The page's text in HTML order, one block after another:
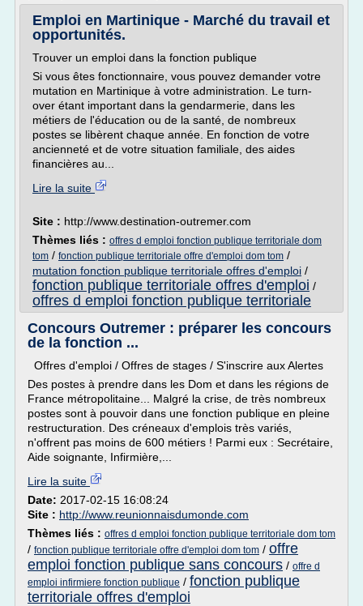
Emploi en Martinique - Marché du travail et
opportunités.
Trouver un emploi dans la fonction publique
Si vous êtes fonctionnaire, vous pouvez demander votre
mutation en Martinique à votre administration. Le turn-
over étant important dans la gendarmerie, dans les
métiers de l'éducation ou de la santé, de nombreux
postes se libèrent chaque année. En fonction de votre
ancienneté et de votre situation familiale, des aides
financières au...
Lire la suite
Site : http://www.destination-outremer.com
Thèmes liés : offres d emploi fonction publique territoriale dom
tom / fonction publique territoriale offre d'emploi dom tom /
mutation fonction publique territoriale offres d'emploi /
fonction publique territoriale offres d'emploi /
offres d emploi fonction publique territoriale
Concours Outremer : préparer les concours
de la fonction ...
Offres d'emploi / Offres de stages / S'inscrire aux Alertes
Des postes à prendre dans les Dom et dans les régions de
France métropolitaine... Malgré la crise, de très nombreux
postes sont à pouvoir dans une fonction publique en pleine
restructuration. Des créneaux d'emplois très variés,
n'offrent pas moins de 600 métiers ! Parmi eux : Secrétaire,
Aide soignante, Infirmière,...
Lire la suite
Date: 2017-02-15 16:08:24
Site : http://www.reunionnaisdumonde.com
Thèmes liés : offres d emploi fonction publique territoriale dom tom
/ fonction publique territoriale offre d'emploi dom tom / offre
emploi fonction publique sans concours / offre d
emploi infirmiere fonction publique / fonction publique
territoriale offres d'emploi